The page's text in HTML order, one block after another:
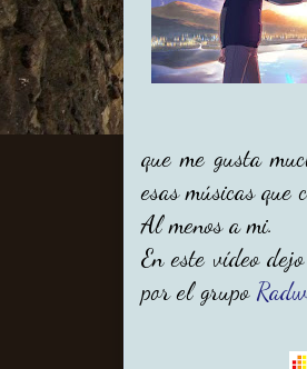
que me gusta
esas músicas que
Al menos a mi.
En este vídeo
por el grupo